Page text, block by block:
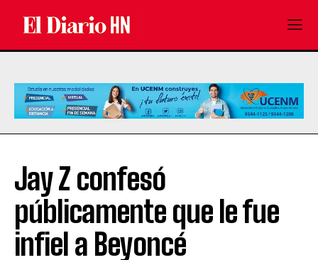
Jay Z confesó
públicamente que le fue
infiel a Beyoncé